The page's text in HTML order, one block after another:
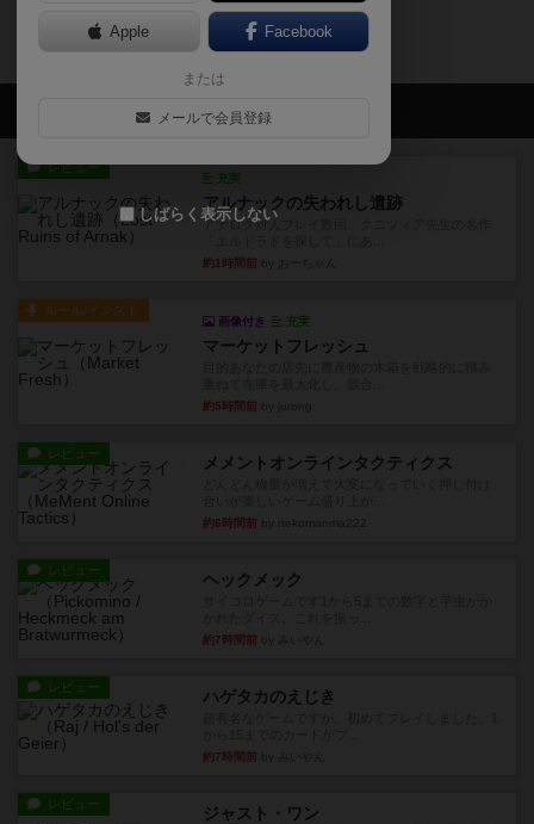
ラーのトップに戻る
会員の新しい投稿
レビュー
充実
アルナックの失われし遺跡
アナログ対人プレイ数回。クニツィア先生の名作
約1時間前
ルール/インスト
画像付き 充実
マーケットフレッシュ
約5時間前
レビュー メメントオンラインタクティクス
約6時間前
レビュー ヘックメック
約7時間前
レビュー ハゲタカのえじき
約7時間前
レビュー ジャスト・ワン
Apple Facebook
または
メールで会員登録
しばらく表示しない